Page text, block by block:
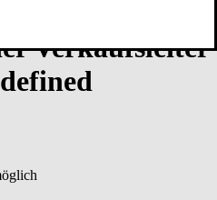
Ver­kaufs­lei­ter